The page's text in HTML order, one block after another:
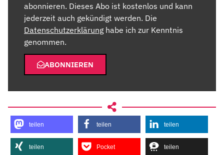
abonnieren. Dieses Abo ist kostenlos und kann
jederzeit auch gekündigt werden. Die
Datenschutzerklärung habe ich zur Kenntnis
genommen.
ABONNIEREN
teilen teilen teilen
teilen Pocket teilen